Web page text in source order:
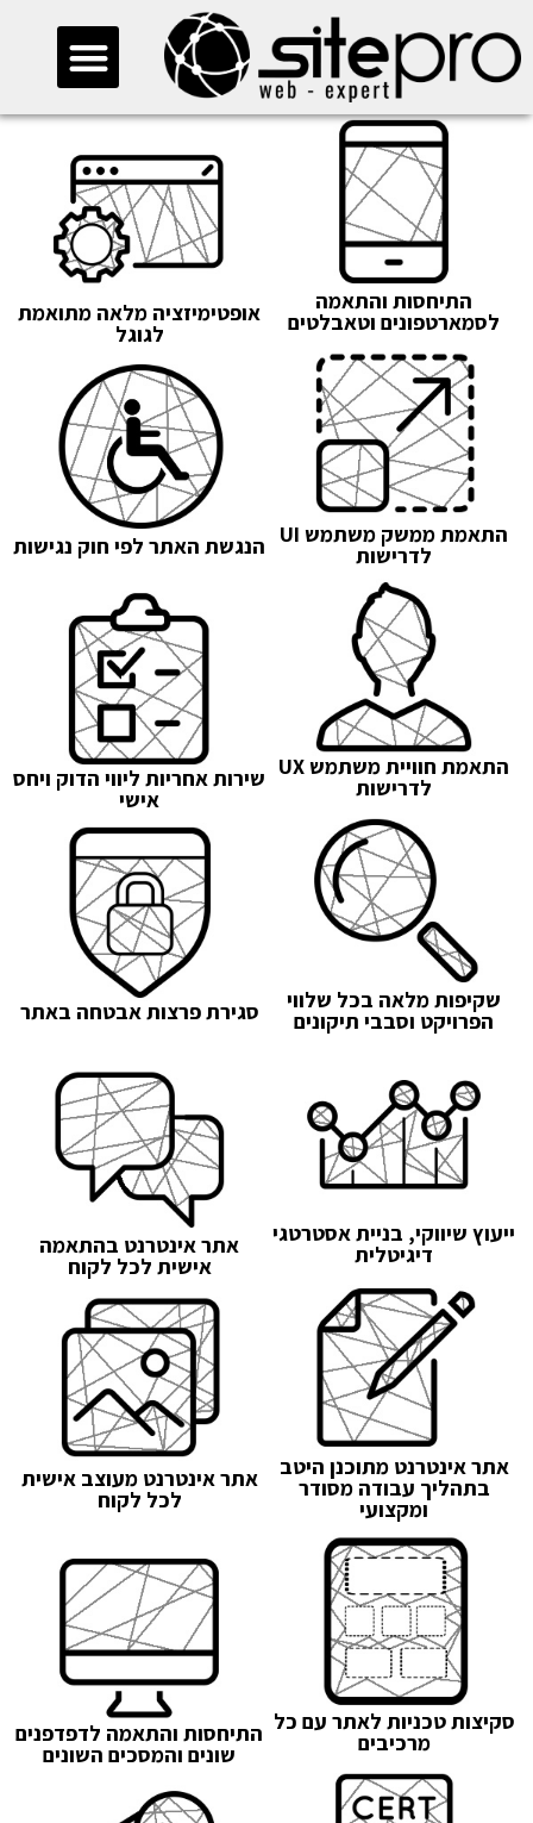
התיחסות והתאמה
לסמארטפונים וטאבלטים אופטימיזציה מלאה מתואמת
לגוגל
התאמת ממשק משתמש UI
לדרישות הנגשת האתר לפי חוק נגישות
התאמת חוויית משתמש UX
לדרישות שירות אחריות ליווי הדוק ויחס
אישי
שקיפות מלאה בכל שלווי
הפרויקט וסבבי תיקונים סגירת פרצות אבטחה באתר
ייעוץ שיווקי, בניית אסטרטגי
דיגיטלית אתר אינטרנט בהתאמה
אישית לכל לקוח
אתר אינטרנט מתוכנן היטב
בתהליך עבודה מסודר
ומקצועי
אתר אינטרנט מעוצב אישית
לכל לקוח
סקיצות טכניות לאתר עם כל
מרכיבים התיחסות והתאמה לדפדפנים
שונים והמסכים השונים